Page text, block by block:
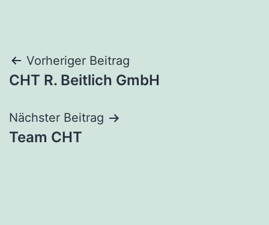
Beitragsnavigation
Vorheriger Beitrag
CHT R. Beitlich GmbH
Nächster Beitrag
Team CHT